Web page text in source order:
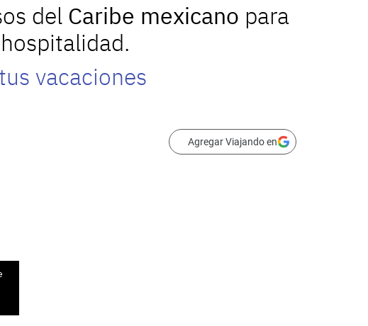
del Caribe mexicano para
vacaciones
Agregar Viajando en